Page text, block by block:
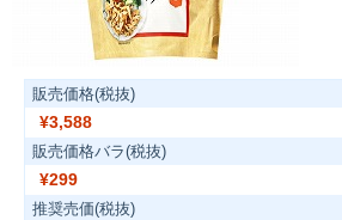
販売価格(税抜)
¥3,588
販売価格バラ(税抜)
¥299
推奨売価(税抜)